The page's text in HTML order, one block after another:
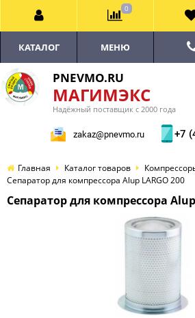
PNEVMO.RU
МАГИМЭКС
Надёжный поставщик с 2000 года
zakaz@pnevmo.ru +7
КАТАЛОГ МЕНЮ
Главная Каталог товаров
Сепаратор для компрессора Alup LARGO 200
Сепаратор для компрессора Alup
0